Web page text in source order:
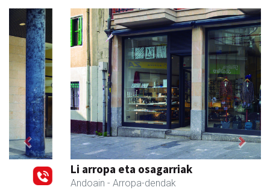
Li arropa eta osagarriak
Andoain - Arropa-dendak
Previous Next